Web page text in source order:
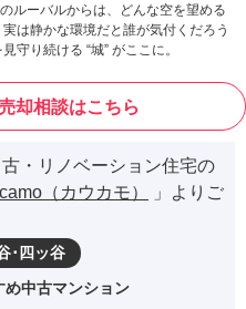
ルーバルからは、どんな空を望める
は静かな環境だと誰が気付くだろう
守り続ける “城” がここに。
却相談はこちら
・リノベーション住宅の
（カウカモ）
」よりご
･四ッ谷
め中古マンション